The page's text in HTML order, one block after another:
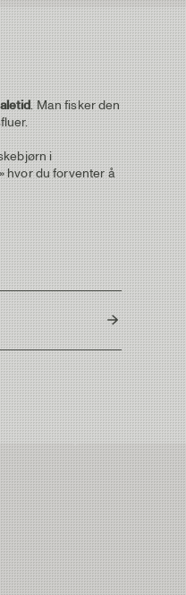
. Man fisker den
i
hvor du forventer å
Thailand